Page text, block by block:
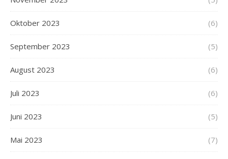
Oktober 2023 (6)
September 2023 (5)
August 2023 (6)
Juli 2023 (6)
Juni 2023 (5)
Mai 2023 (7)